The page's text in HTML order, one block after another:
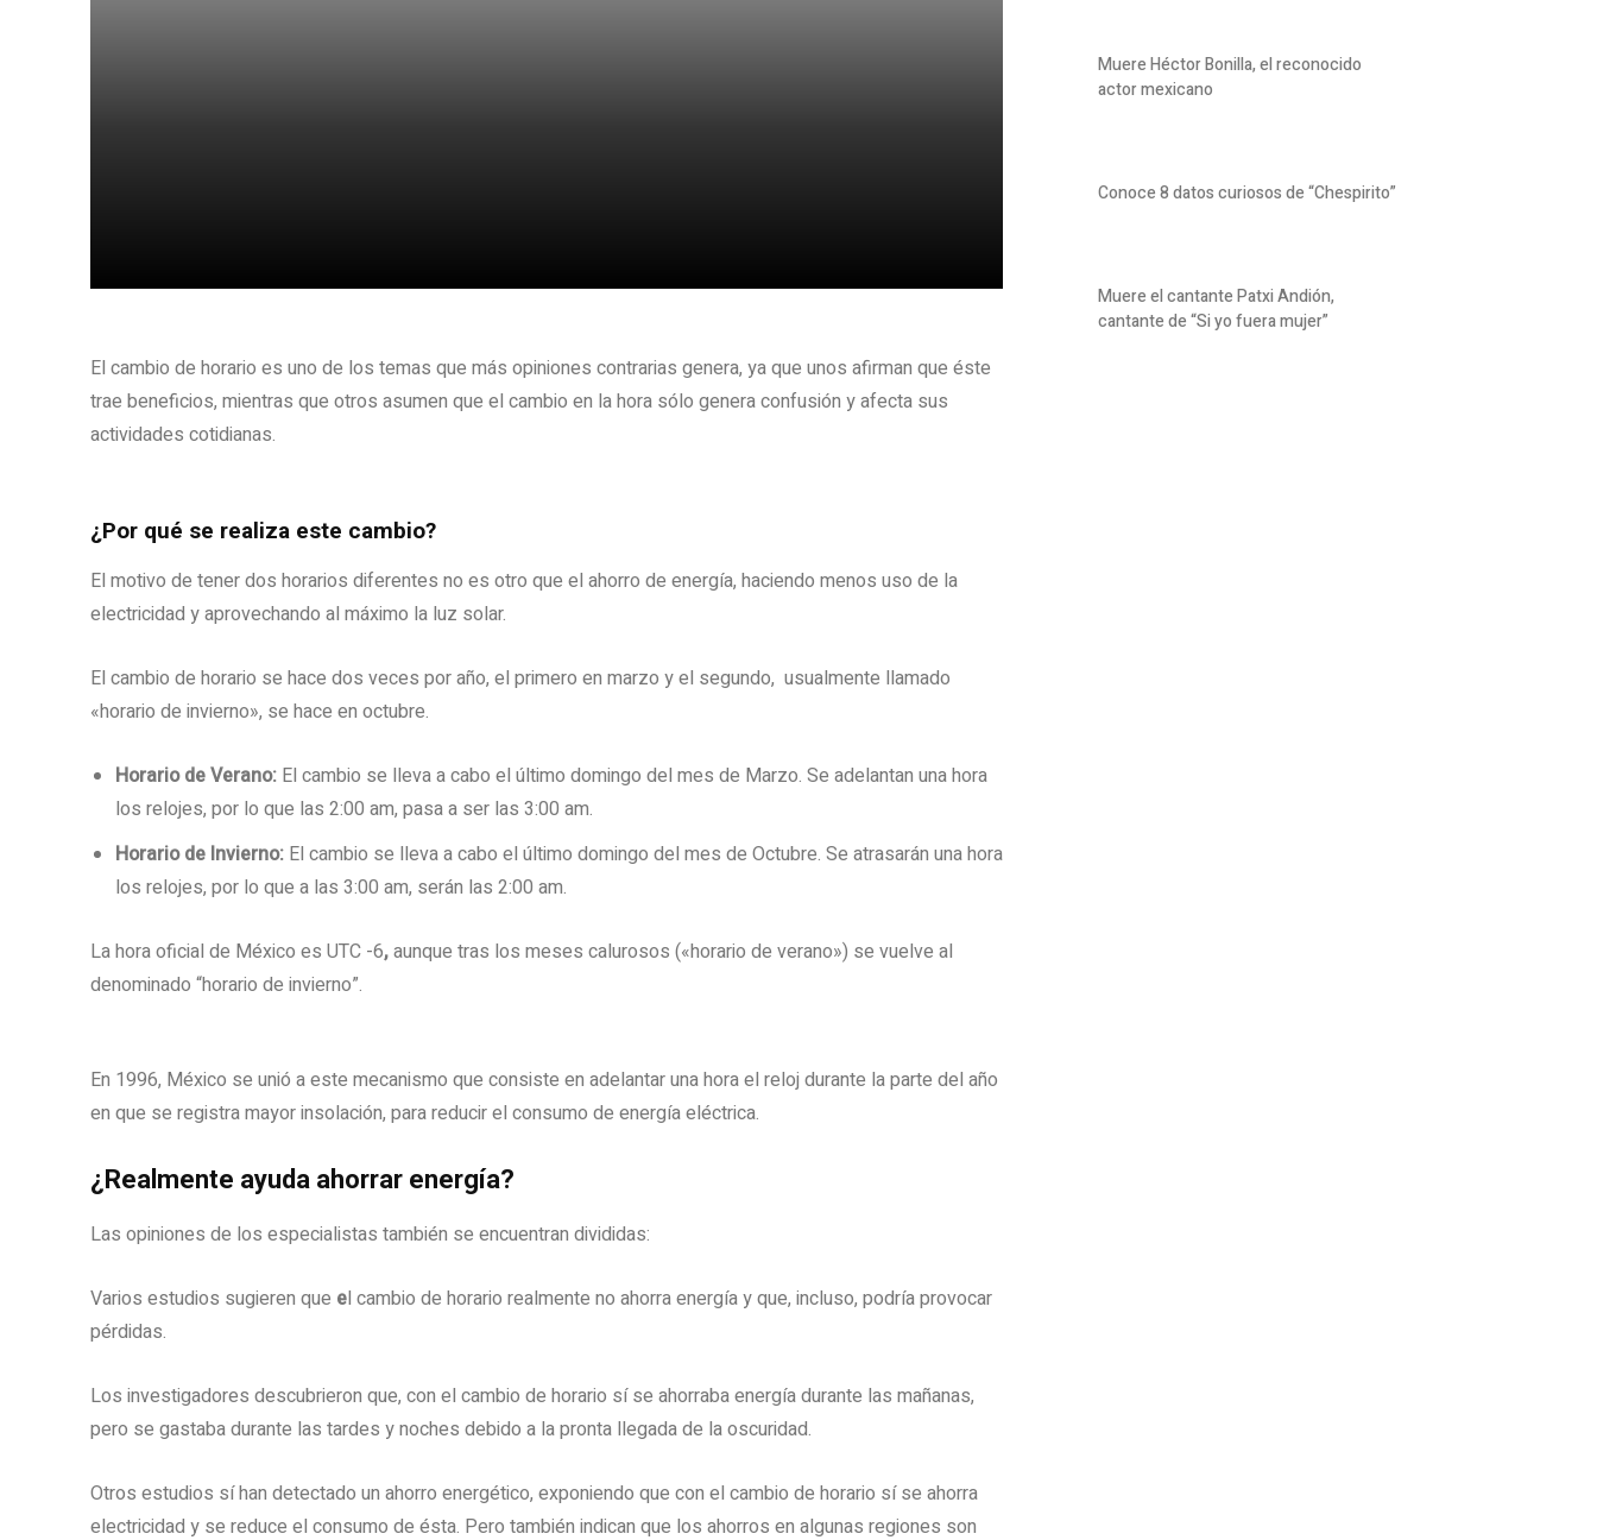
El cambio de horario es uno de los temas que más opiniones contrarias genera, ya que unos afirman que éste
trae beneficios, mientras que otros asumen que el cambio en la hora sólo genera confusión y afecta sus
actividades cotidianas.
¿Por qué se realiza este cambio?
El motivo de tener dos horarios diferentes no es otro que el ahorro de energía, haciendo menos uso de la
electricidad y aprovechando al máximo la luz solar.
El cambio de horario se hace dos veces por año, el primero en marzo y el segundo, usualmente llamado
«horario de invierno», se hace en octubre.
Horario de Verano: El cambio se lleva a cabo el último domingo del mes de Marzo. Se adelantan una hora
los relojes, por lo que las 2:00 am, pasa a ser las 3:00 am.
Horario de Invierno: El cambio se lleva a cabo el último domingo del mes de Octubre. Se atrasarán una hora
los relojes, por lo que a las 3:00 am, serán las 2:00 am.
La hora oficial de México es UTC -6,aunque tras los meses calurosos («horario de verano») se vuelve al
denominado “horario de invierno”.
En 1996, México se unió a este mecanismo que consiste en adelantar una hora el reloj durante la parte del año
en que se registra mayor insolación, para reducir el consumo de energía eléctrica.
¿Realmente ayuda ahorrar energía?
Las opiniones de los especialistas también se encuentran divididas:
Varios estudios sugieren que el cambio de horario realmente no ahorra energía y que, incluso, podría provocar
pérdidas.
Los investigadores descubrieron que, con el cambio de horario sí se ahorraba energía durante las mañanas,
pero se gastaba durante las tardes y noches debido a la pronta llegada de la oscuridad.
Otros estudios sí han detectado un ahorro energético, exponiendo que con el cambio de horario sí se ahorra
electricidad y se reduce el consumo de ésta. Pero también indican que los ahorros en algunas regiones son
Muere Héctor Bonilla, el reconocido
actor mexicano
Conoce 8 datos curiosos de “Chespirito”
Muere el cantante Patxi Andión,
cantante de “Si yo fuera mujer”